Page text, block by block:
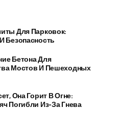
Для Парковок:
Безопасность
Бетона Для
Мостов И Пешеходных
Она Горит В Огне:
Погибли Из-За Гнева